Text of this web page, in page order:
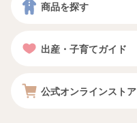
商品を探す
出産・子育てガイド
公式オンラインストア